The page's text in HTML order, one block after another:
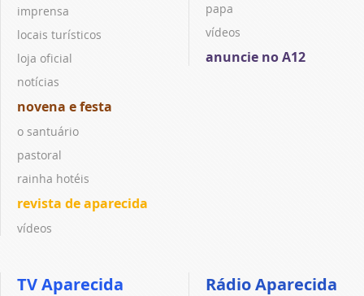
imprensa
locais turísticos
loja oficial
notícias
novena e festa
o santuário
pastoral
rainha hotéis
revista de aparecida
vídeos
papa
vídeos
anuncie no A12
TV Aparecida Rádio Aparecida